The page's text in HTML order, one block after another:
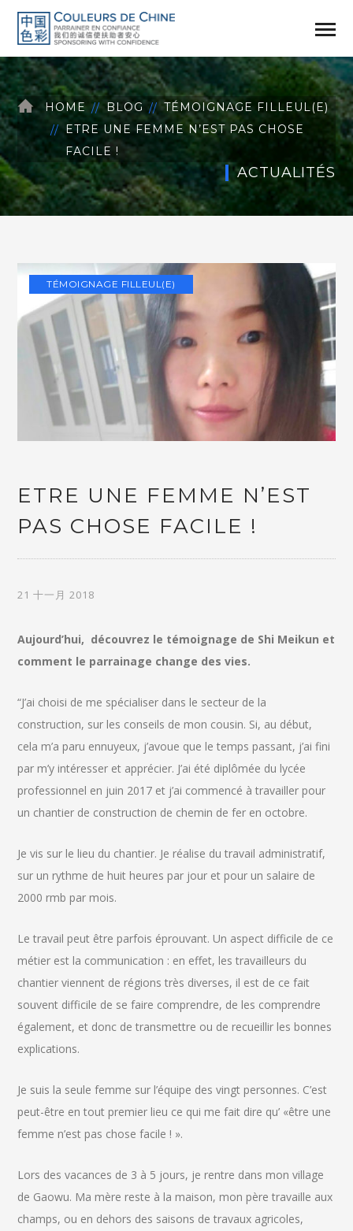
HOME BLOG
TÉMOIGNAGE FILLEUL(E)
ETRE UNE FEMME N’EST PAS CHOSE
FACILE !
ACTUALITÉS
TÉMOIGNAGE FILLEUL(E)
ETRE UNE FEMME N’EST
PAS CHOSE FACILE !
21 十一月 2018
Aujourd’hui, découvrez le témoignage de Shi Meikun et
comment le parrainage change des vies.
“J’ai choisi de me spécialiser dans le secteur de la
construction, sur les conseils de mon cousin. Si, au début,
cela m’a paru ennuyeux, j’avoue que le temps passant, j’ai fini
par m’y intéresser et apprécier. J’ai été diplômée du lycée
professionnel en juin 2017 et j’ai commencé à travailler pour
un chantier de construction de chemin de fer en octobre.
Je vis sur le lieu du chantier. Je réalise du travail administratif,
sur un rythme de huit heures par jour et pour un salaire de
2000 rmb par mois.
Le travail peut être parfois éprouvant. Un aspect difficile de ce
métier est la communication : en effet, les travailleurs du
chantier viennent de régions très diverses, il est de ce fait
souvent difficile de se faire comprendre, de les comprendre
également, et donc de transmettre ou de recueillir les bonnes
explications.
Je suis la seule femme sur l’équipe des vingt personnes. C’est
peut-être en tout premier lieu ce qui me fait dire qu’ «être une
femme n’est pas chose facile ! ».
Lors des vacances de 3 à 5 jours, je rentre dans mon village
de Gaowu. Ma mère reste à la maison, mon père travaille aux
champs, ou en dehors des saisons de travaux agricoles,